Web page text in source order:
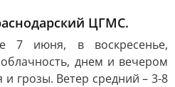
ЦГМС.
7 июня, в воскресенье,
днем и вечером
грозы. Ветер средний – 3-8